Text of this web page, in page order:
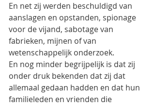
En net zij werden beschuldigd van
aanslagen en opstanden, spionage
voor de vijand, sabotage van
fabrieken, mijnen of van
wetenschappelijk onderzoek.
En nog minder begrijpelijk is dat zij
onder druk bekenden dat zij dat
allemaal gedaan hadden en dat hun
familieleden en vrienden die